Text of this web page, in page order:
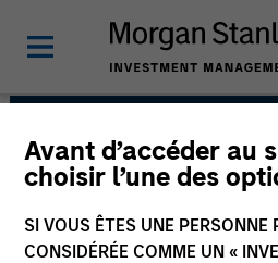
Avant d’accéder au
choisir l’une des
SI VOUS ÊTES UNE PERSONNE
CONSIDÉRÉE COMME UN «
Eaton Vance
Team